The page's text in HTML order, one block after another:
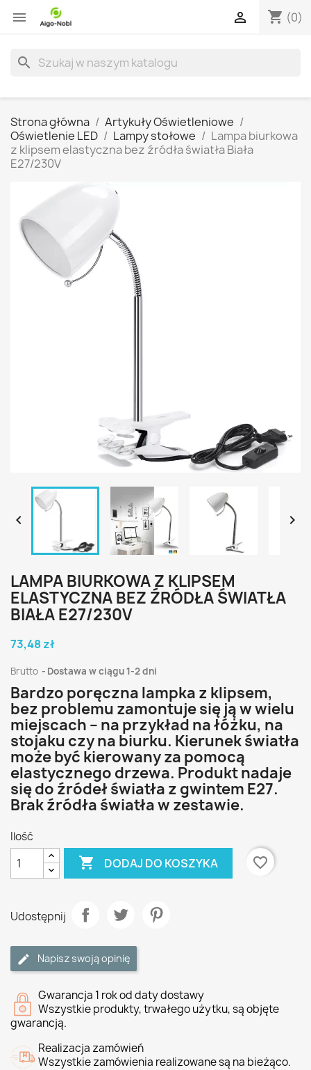
 shopping_cart (0)

search
Strona główna
Artykuły Oświetleniowe
Oświetlenie LED
Lampy stołowe
Lampa biurkowa
z klipsem elastyczna bez źródła światła Biała
E27/230V
 
LAMPA BIURKOWA Z KLIPSEM
ELASTYCZNA BEZ ŹRÓDŁA ŚWIATŁA
BIAŁA E27/230V
73,48 zł
Brutto Dostawa w ciągu 1-2 dni
Bardzo poręczna lampka z klipsem,
bez problemu zamontuje się ją w wielu
miejscach – na przykład na łóżku, na
stojaku czy na biurku. Kierunek światła
może być kierowany za pomocą
elastycznego drzewa. Produkt nadaje
się do źródeł światła z gwintem E27.
Brak źródła światła w zestawie.
Ilość
 DODAJ DO KOSZYKA favorite_border
Udostępnij
Napisz swoją opinię
Gwarancja 1 rok od daty dostawy
Wszystkie produkty, trwałego użytku, są objęte
gwarancją.
Realizacja zamówień
Wszystkie zamówienia realizowane są na bieżąco.